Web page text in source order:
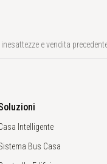
e vendita
Intelligente
Bus Casa